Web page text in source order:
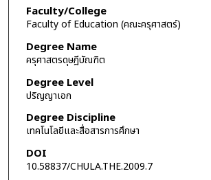
Faculty/College
Faculty of Education (คณะครุศาสตร์)
Degree Name
ครุศาสตรดุษฎีบัณฑิต
Degree Level
ปริญญาเอก
Degree Discipline
เทคโนโลยีและสื่อสารการศึกษา
DOI
10.58837/CHULA.THE.2009.7